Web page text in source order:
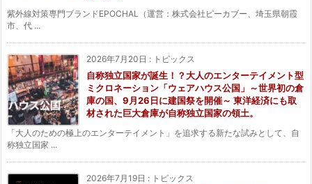
紫外線対策専門ブランドEPOCHAL（運営：株式会社ピーカブー、埼玉県朝霞
市、代 ...
2026年7月20日 : トピックス
自称独立国家が誕生！？大人のエンターテイメント型
ミクロネーション「ウェアハウス公国」～世界初の倉
庫の国、9月26日に建国祭を開催～ 東洋経済にも取
材された巨大倉庫が自称独立国家の領土。
「大人のための極上のエンターテイメント」を追求する新たな試みとして、自
称独立国家 ...
2026年7月19日 : トピックス